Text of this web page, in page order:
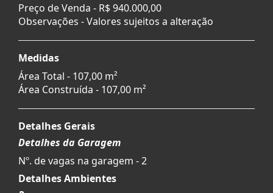
Preço de Venda - R$ 940.000,00
Observações - Valores sujeitos a alteração
Medidas
Área Total - 107,00 m²
Área Construída - 107,00 m²
Detalhes Gerais
Detalhes da Garagem
Nº. de vagas na garagem - 2
Detalhes Ambientes